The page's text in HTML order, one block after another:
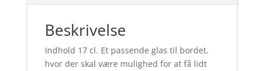
Beskrivelse
Indhold 17 cl. Et passende glas til bordet,
hvor der skal være mulighed for at få lidt